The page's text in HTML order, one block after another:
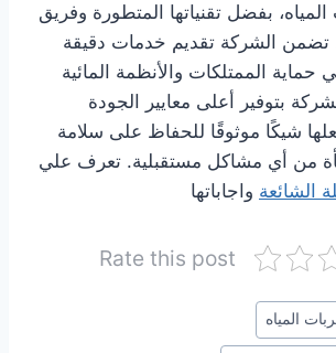
بفضل تقنياتها المتطورة وفريق
تضمن الشركة تقديم خدمات دقيقة
الممتلكات والأنظمة المائية
بتوفير أعلى معايير الجودة
شيكًا موثوقًا للحفاظ على سلامة
من أي مشاكل مستقبلية. تعرف علي
الشائعة واجاباتها
Rate this post
المياه